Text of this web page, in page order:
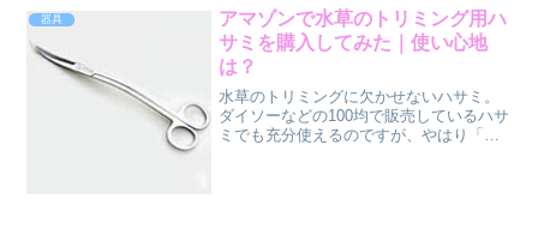
器具
アマゾンで水草のトリミング用ハ
サミを購入してみた｜使い心地
は？
水草のトリミングに欠かせないハサミ。
ダイソーなどの100均で販売しているハサ
ミでも充分使えるのですが、やはり「使